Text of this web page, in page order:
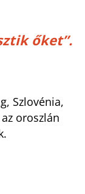
őket”.
Szlovénia,
oroszlán